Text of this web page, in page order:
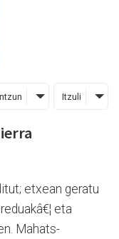
Itzuli
etxean geratu
eta
Mahats-